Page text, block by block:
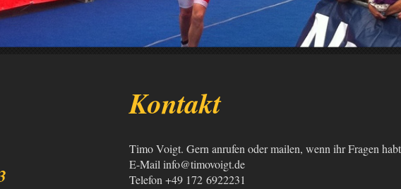
Kontakt
Timo Voigt. Gern anrufen oder mailen, wenn ihr Fragen
E-Mail info@timovoigt.de
Telefon +49 172 6922231